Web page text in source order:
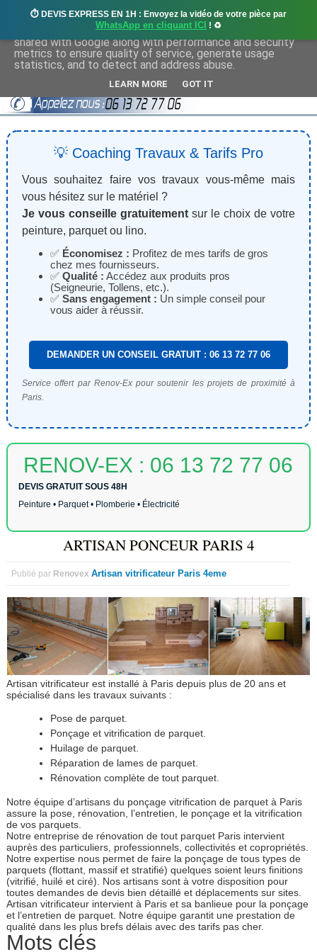
⏱️ DEVIS EXPRESS EN 1H : Envoyez la vidéo de votre pièce par
WhatsApp en cliquant ICI ! ♻️
💡 Coaching Travaux & Tarifs Pro
Vous souhaitez faire vos travaux vous-même mais
vous hésitez sur le matériel ?
Je vous conseille gratuitementsur le choix de votre
peinture, parquet ou lino.
✅ Économisez : Profitez de mes tarifs de gros
chez mes fournisseurs.
✅ Qualité : Accédez aux produits pros
(Seigneurie, Tollens, etc.).
✅ Sans engagement : Un simple conseil pour
vous aider à réussir.
DEMANDER UN CONSEIL GRATUIT : 06 13 72 77 06
Service offert par Renov-Ex pour soutenir les projets de proximité à
Paris.
RENOV-EX : 06 13 72 77 06
DEVIS GRATUIT SOUS 48H
Peinture • Parquet • Plomberie • Électricité
ARTISAN PONCEUR PARIS 4
Publié par Renovex Artisan vitrificateur Paris 4eme
Artisan vitrificateur est installé à Paris depuis plus de 20 ans et
spécialisé dans les travaux suivants :
Pose de parquet.
Ponçage et vitrification de parquet.
Huilage de parquet.
Réparation de lames de parquet.
Rénovation complète de tout parquet.
Notre équipe d’artisans du ponçage vitrification de parquet à Paris
assure la pose, rénovation, l’entretien, le ponçage et la vitrification
de vos parquets.
Notre entreprise de rénovation de tout parquet Paris intervient
auprès des particuliers, professionnels, collectivités et copropriétés.
Notre expertise nous permet de faire la ponçage de tous types de
parquets (flottant, massif et stratifié) quelques soient leurs finitions
(vitrifié, huilé et ciré). Nos artisans sont à votre disposition pour
toutes demandes de devis bien détaillé et déplacements sur sites.
Artisan vitrificateur intervient à Paris et sa banlieue pour la ponçage
et l’entretien de parquet. Notre équipe garantit une prestation de
qualité dans les plus brefs délais avec des tarifs pas cher.
Mots clés
This site uses cookies from Google to deliver its services
and to analyze traffic. Your IP address and user-agent are
shared with Google along with performance and security
metrics to ensure quality of service, generate usage
statistics, and to detect and address abuse.
LEARN MORE GOT IT